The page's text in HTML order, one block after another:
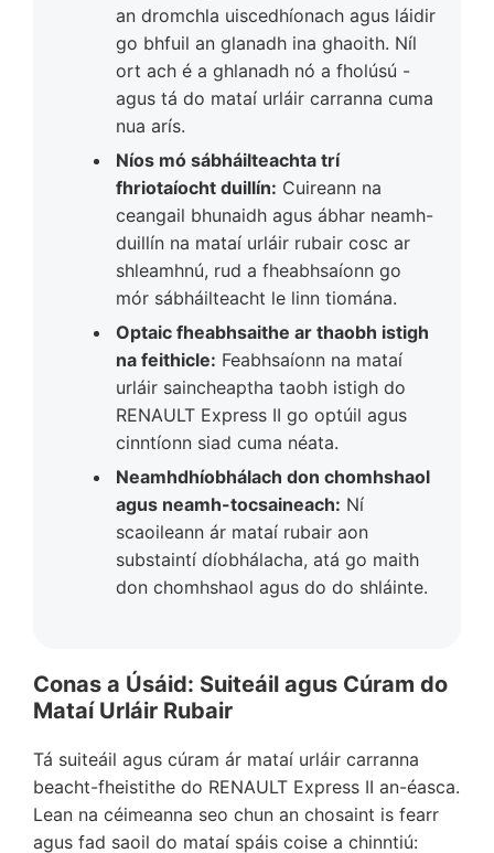
an dromchla uiscedhíonach agus láidir
go bhfuil an glanadh ina ghaoith. Níl
ort ach é a ghlanadh nó a fholúsú -
agus tá do mataí urláir carranna cuma
nua arís.
Níos mó sábháilteachta trí
fhriotaíocht duillín: Cuireann na
ceangail bhunaidh agus ábhar neamh-
duillín na mataí urláir rubair cosc ar
shleamhnú, rud a fheabhsaíonn go
mór sábháilteacht le linn tiomána.
Optaic fheabhsaithe ar thaobh istigh
na feithicle: Feabhsaíonn na mataí
urláir saincheaptha taobh istigh do
RENAULT Express II go optúil agus
cinntíonn siad cuma néata.
Neamhdhíobhálach don chomhshaol
agus neamh-tocsaineach: Ní
scaoileann ár mataí rubair aon
substaintí díobhálacha, atá go maith
don chomhshaol agus do do shláinte.
Conas a Úsáid: Suiteáil agus Cúram do
Mataí Urláir Rubair
Tá suiteáil agus cúram ár mataí urláir carranna
beacht-fheistithe do RENAULT Express II an-éasca.
Lean na céimeanna seo chun an chosaint is fearr
agus fad saoil do mataí spáis coise a chinntiú: